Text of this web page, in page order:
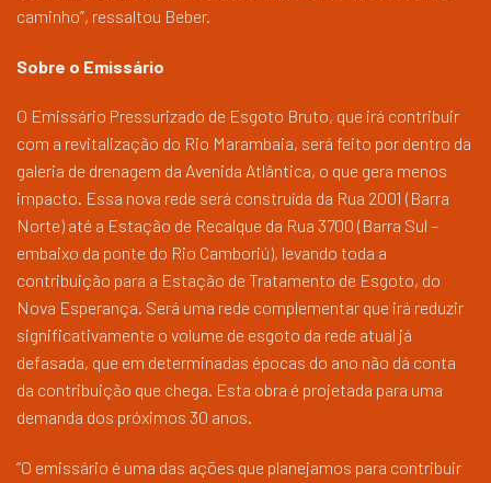
caminho”, ressaltou Beber.
Sobre o Emissário
O Emissário Pressurizado de Esgoto Bruto, que irá contribuir
com a revitalização do Rio Marambaia, será feito por dentro da
galeria de drenagem da Avenida Atlântica, o que gera menos
impacto. Essa nova rede será construída da Rua 2001 (Barra
Norte) até a Estação de Recalque da Rua 3700 (Barra Sul –
embaixo da ponte do Rio Camboriú), levando toda a
contribuição para a Estação de Tratamento de Esgoto, do
Nova Esperança. Será uma rede complementar que irá reduzir
significativamente o volume de esgoto da rede atual já
defasada, que em determinadas épocas do ano não dá conta
da contribuição que chega. Esta obra é projetada para uma
demanda dos próximos 30 anos.
“O emissário é uma das ações que planejamos para contribuir